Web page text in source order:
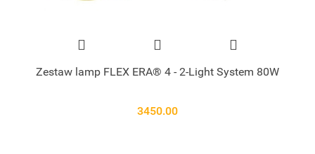
Zestaw lamp FLEX ERA® 4 - 2-Light System 80W
3450.00